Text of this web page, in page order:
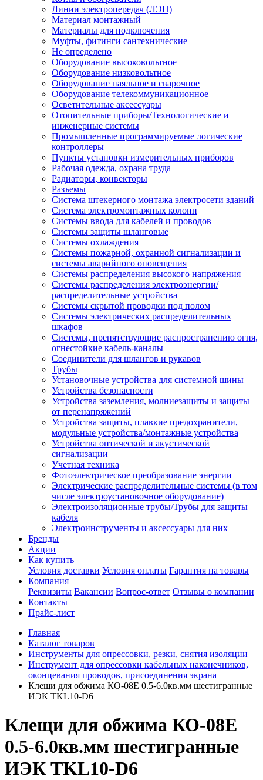
Линии электропередач (ЛЭП)
Материал монтажный
Материалы для подключения
Муфты, фитинги сантехнические
Не определено
Оборудование высоковольтное
Оборудование низковольтное
Оборудование паяльное и сварочное
Оборудование телекоммуникационное
Осветительные аксессуары
Отопительные приборы/Технологические и
инженерные системы
Промышленные программируемые логические
контроллеры
Пункты установки измерительных приборов
Рабочая одежда, охрана труда
Радиаторы, конвекторы
Разъемы
Система штекерного монтажа электросети зданий
Система электромонтажных колонн
Системы ввода для кабелей и проводов
Системы защиты шланговые
Системы охлаждения
Системы пожарной, охранной сигнализации и
системы аварийного оповещения
Системы распределения высокого напряжения
Системы распределения электроэнергии/
распределительные устройства
Системы скрытой проводки под полом
Системы электрических распределительных
шкафов
Системы, препятствующие распространению огня,
огнестойкие кабель-каналы
Соединители для шлангов и рукавов
Трубы
Установочные устройства для системной шины
Устройства безопасности
Устройства заземления, молниезащиты и защиты
от перенапряжений
Устройства защиты, плавкие предохранители,
модульные устройства/монтажные устройства
Устройства оптической и акустической
сигнализации
Учетная техника
Фотоэлектрическое преобразование энергии
Электрические распределительные системы (в том
числе электроустановочное оборудование)
Электроизоляционные трубы/Трубы для защиты
кабеля
Электроинструменты и аксессуары для них
Бренды
Акции
Как купить
Условия доставки Условия оплаты Гарантия на товары
Компания
Реквизиты Вакансии Вопрос-ответ Отзывы о компании
Контакты
Прайс-лист
Главная
Каталог товаров
Инструменты для опрессовки, резки, снятия изоляции
Инструмент для опрессовки кабельных наконечников,
оконцевания проводов, присоединения экрана
Клещи для обжима КО-08Е 0.5-6.0кв.мм шестигранные
ИЭК TKL10-D6
Клещи для обжима КО-08Е
0.5-6.0кв.мм шестигранные
ИЭК TKL10-D6